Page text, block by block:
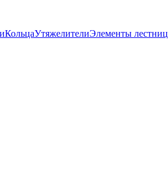
КольцаУтяжелителиЭлементы лестниц